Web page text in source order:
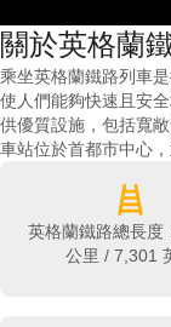
關於英格蘭
乘坐英格蘭鐵路列車
使人們能夠快速且安
供優質設施，包括寬
車站位於首都市中心
英格蘭鐵路總長度
公里 / 7,301